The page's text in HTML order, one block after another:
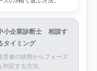
小企業診断士 相談す
タイミング
営者の状態からフェーズ
判定する方法。